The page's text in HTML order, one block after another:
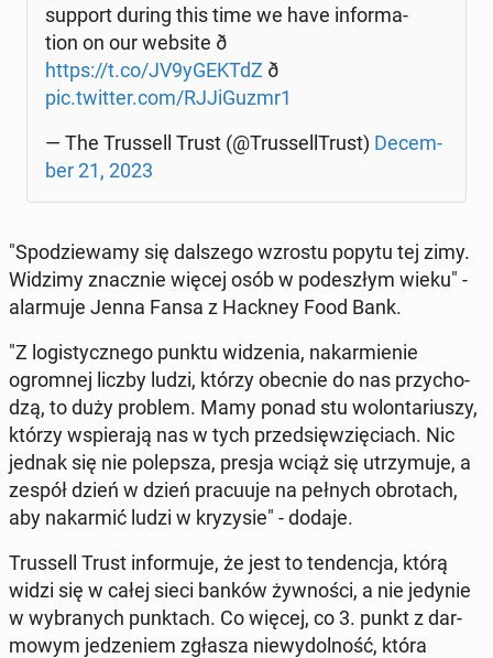
support during this time we have in­for­ma­
tion on our website ð
https://t.co/JV9yGEKTdZ ð
pic.twitter.com/RJJi­Gu­zmr1
— The Trus­sell Trust (@Trus­sel­l­Trust) De­cem­
ber 21, 2023
"Spo­dzie­wa­my się dal­sze­go wzrostu popytu tej zimy.
Widzimy znacz­nie więcej osób w po­de­szłym wieku" -
alar­mu­je Jenna Fansa z Hackney Food Bank.
"Z lo­gi­stycz­ne­go punktu wi­dze­nia, na­kar­mie­nie
ogrom­nej liczby ludzi, którzy obecnie do nas przy­cho­
dzą, to duży problem. Mamy ponad stu wo­lon­ta­riu­szy,
którzy wspie­ra­ją nas w tych przed­się­wzię­ciach. Nic
jednak się nie po­lep­sza, presja wciąż się utrzy­mu­je, a
zespół dzień w dzień pra­cu­uje na pełnych ob­ro­tach,
aby na­kar­mić ludzi w kry­zy­sie" - dodaje.
Trus­sell Trust in­for­mu­je, że jest to ten­den­cja, którą
widzi się w całej sieci banków żyw­no­ści, a nie jedynie
w wy­bra­nych punk­tach. Co więcej, co 3. punkt z dar­
mo­wym je­dze­niem zgłasza nie­wy­dol­ność, która